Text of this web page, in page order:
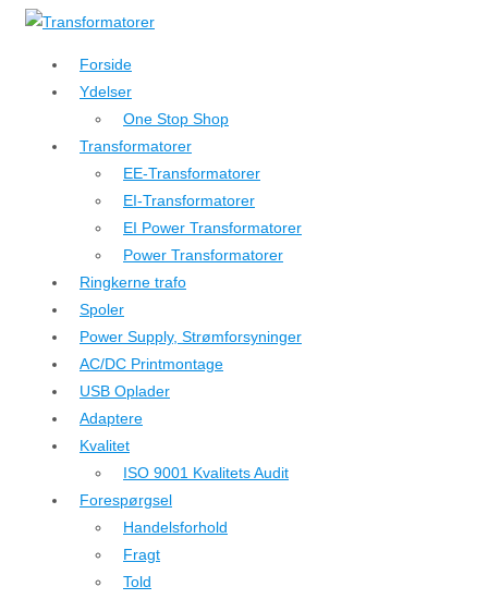
↓
hovedindhold
Forside
Ydelser
One Stop Shop
Transformatorer
EE-Transformatorer
EI-Transformatorer
EI Power Transformatorer
Power Transformatorer
Ringkerne trafo
Spoler
Power Supply, Strømforsyninger
AC/DC Printmontage
USB Oplader
Adaptere
Kvalitet
ISO 9001 Kvalitets Audit
Forespørgsel
Handelsforhold
Fragt
Told